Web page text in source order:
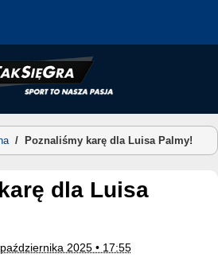
/ Poznaliśmy karę dla Luisa Palmy!
2025 • 17:55